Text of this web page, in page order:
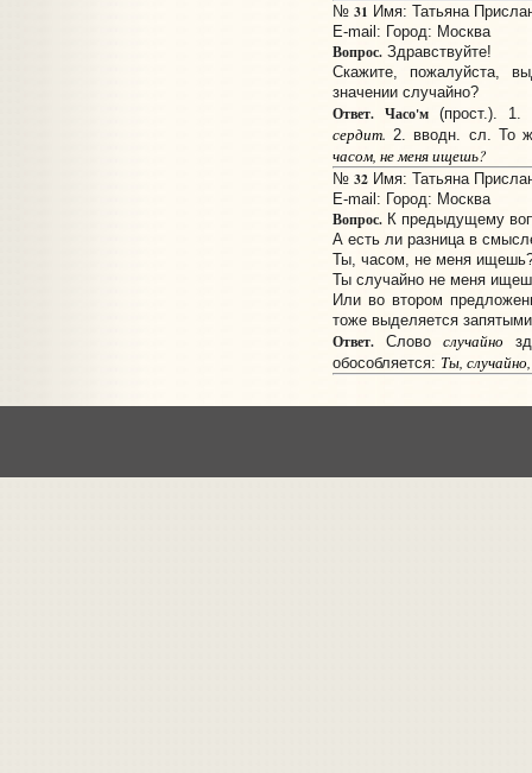
№ 31 Имя: Татьяна
E-mail: Город: Москва
Вопрос.Здравствуйте!
Скажите, пожалуйста,
значении случайно?
Ответ. Часо'м(прост.). 1.
сердит. 2. вводн. сл. То
часом, не меня ищешь?
№ 32Имя: Татьяна
E-mail: Город: Москва
Вопрос.К предыдущему
А есть ли разница в
Ты, часом, не меня
Ты случайно не меня
Или во втором
тоже выделяется
Ответ.Cлово случайно
обособляется: Ты,